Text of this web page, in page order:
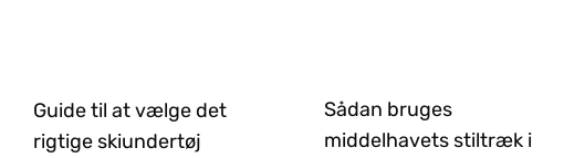
Guide til at vælge det
rigtige skiundertøj
Sådan bruges
middelhavets stiltræk i